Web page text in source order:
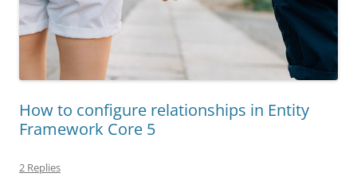
How to configure relationships in Entity
Framework Core 5
2 Replies